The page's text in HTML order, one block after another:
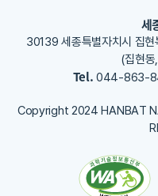
세
30139 세종특별자치시 집
(집현
Tel.044-863-
Copyright 2024 HANBAT